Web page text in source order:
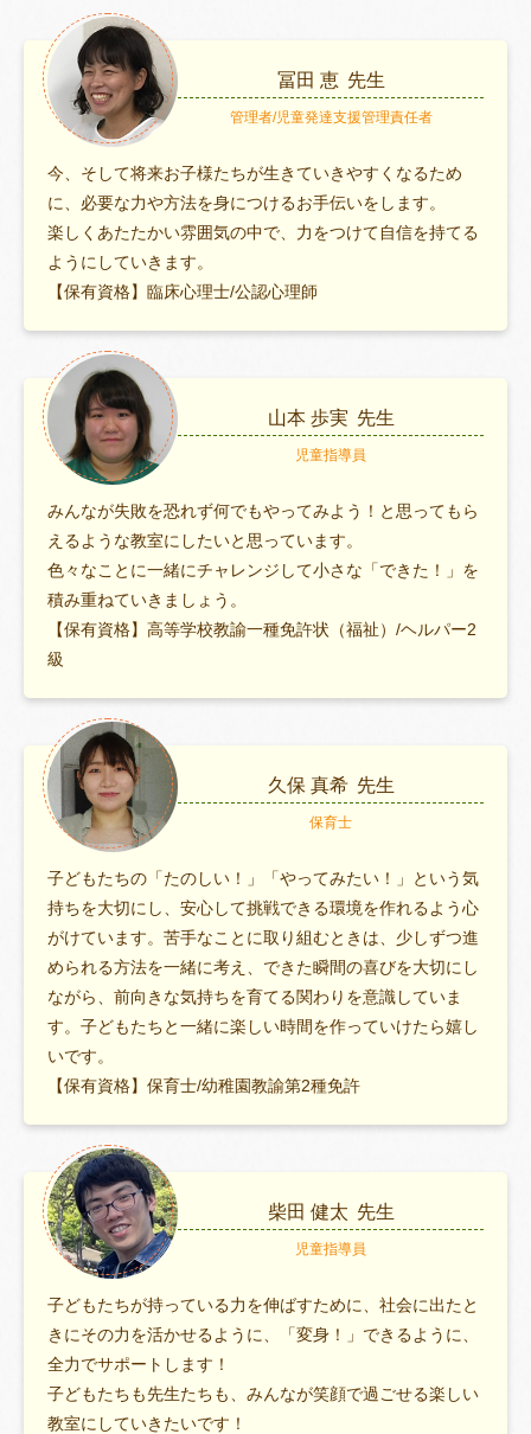
冨田 恵 先生
管理者/児童発達支援管理責任者
今、そして将来お子様たちが生きていきやすくなるため
に、必要な力や方法を身につけるお手伝いをします。
楽しくあたたかい雰囲気の中で、力をつけて自信を持てる
ようにしていきます。
【保有資格】臨床心理士/公認心理師
山本 歩実 先生
児童指導員
みんなが失敗を恐れず何でもやってみよう！と思ってもら
えるような教室にしたいと思っています。
色々なことに一緒にチャレンジして小さな「できた！」を
積み重ねていきましょう。
【保有資格】高等学校教諭一種免許状（福祉）/ヘルパー2
級
久保 真希 先生
保育士
子どもたちの「たのしい！」「やってみたい！」という気
持ちを大切にし、安心して挑戦できる環境を作れるよう心
がけています。苦手なことに取り組むときは、少しずつ進
められる方法を一緒に考え、できた瞬間の喜びを大切にし
ながら、前向きな気持ちを育てる関わりを意識していま
す。子どもたちと一緒に楽しい時間を作っていけたら嬉し
いです。
【保有資格】保育士/幼稚園教諭第2種免許
柴田 健太 先生
児童指導員
子どもたちが持っている力を伸ばすために、社会に出たと
きにその力を活かせるように、「変身！」できるように、
全力でサポートします！
子どもたちも先生たちも、みんなが笑顔で過ごせる楽しい
教室にしていきたいです！